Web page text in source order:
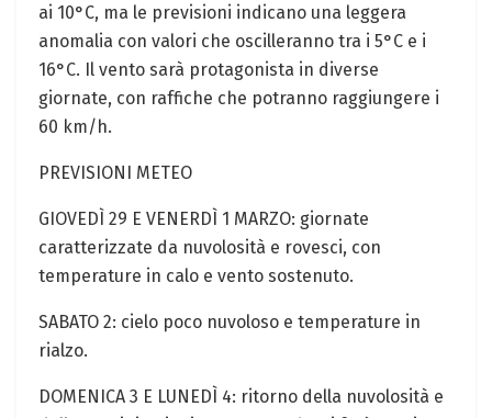
ai 10°C, ma le previsioni indicano una leggera
anomalia‌ con valori che oscilleranno‍ tra i 5°C e i
16°C. ⁤Il vento sarà protagonista ⁣in ⁢diverse​
giornate, con raffiche che potranno⁣ raggiungere ‌i
‍60⁤ km/h.
PREVISIONI ⁣METEO
GIOVEDÌ 29 E ⁤VENERDÌ 1 MARZO: giornate
caratterizzate da nuvolosità e rovesci, con
temperature in ‌calo e‍ vento sostenuto.
SABATO 2: cielo poco nuvoloso e temperature‍ in
rialzo.
DOMENICA 3 E LUNEDÌ 4: ritorno della nuvolosità e